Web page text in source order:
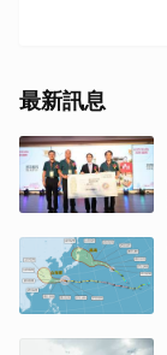
最新訊息